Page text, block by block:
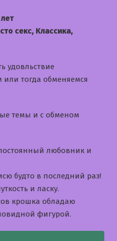
секс, Классика,
удовльствие
или тогда обменяемся
темы и с обменом
любовник и
будто в последний раз!
и ласку.
крошка обладаю
фигурой.